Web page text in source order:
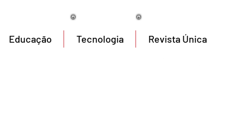
Educação Tecnologia Revista Única